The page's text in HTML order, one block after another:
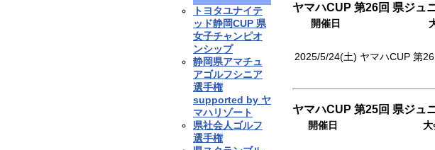
トヨタユナイテ
ッド静岡CUP 県
女子チャンピオ
ンシップ
静岡県アマチュ
アゴルフシニア
選手権
supported by ヤ
マハリゾート
県社会人ゴルフ
選手権
ヤマハCUP 第26回 県ジュ
開催日
2025/5/24(土) ヤマハCUP 第
ヤマハCUP 第25回 県ジュ
開催日 大